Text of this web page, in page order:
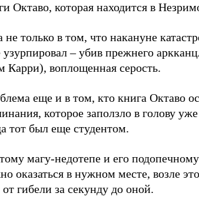
Октаво, которая находится в
не только в том, что накануне
узурпировал – убив прежнего
Карри), воплощенная серость.
еще и в том, кто книга Октаво
которое заползло в голову
тот был еще студентом.
магу-недотепе и его
оказаться в нужном месте, возле
гибели за секунду до оной.